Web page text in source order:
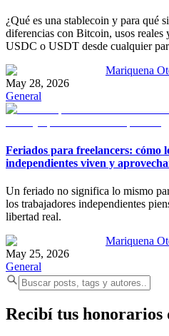
¿Qué es una stablecoin y para qué
diferencias con Bitcoin, usos reales
USDC o USDT desde cualquier
Mariquena
May 28, 2026
General
Feriados para freelancers: cómo
independientes viven y
Un feriado no significa lo mismo
los trabajadores independientes
libertad real.
Mariquena
May 25, 2026
General
Recibí tus